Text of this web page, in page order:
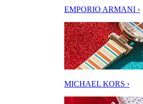
EMPORIO ARMANI ›
MICHAEL KORS ›